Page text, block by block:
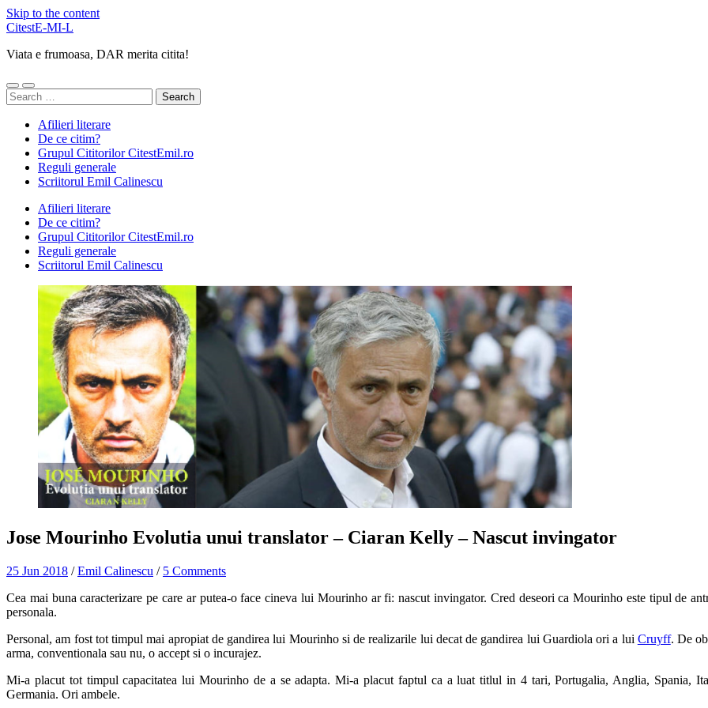
Skip to the content
CitestE-MI-L
Viata e frumoasa, DAR merita citita!
Toggle
mobile
Toggle
search
Search
for:
Afilieri literare
De ce citim?
Grupul Cititorilor CitestEmil.ro
Reguli generale
Scriitorul Emil Calinescu
Afilieri literare
De ce citim?
Grupul Cititorilor CitestEmil.ro
Reguli generale
Scriitorul Emil Calinescu
Jose Mourinho Evolutia unui translator – Ciaran Kelly – Nascut invingator
25 Jun 2018 /Emil Calinescu / 5 Comments
Cea mai buna caracterizare pe care ar putea-o face cineva lui Mourinho ar fi: nascut invingator. Cred deseori ca Mourinho este tipul de
personala.
Personal, am fost tot timpul mai apropiat de gandirea lui Mourinho si de realizarile lui decat de gandirea lui Guardiola ori a lui Cruyff. De
arma, conventionala sau nu, o accept si o incurajez.
Mi-a placut tot timpul capacitatea lui Mourinho de a se adapta. Mi-a placut faptul ca a luat titlul in 4 tari, Portugalia, Anglia, Spania,
Germania. Ori ambele.